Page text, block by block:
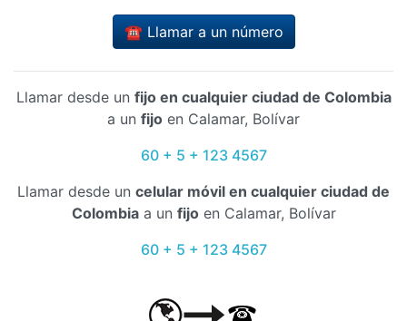
☎️ Llamar a un número
Llamar desde un fijo en cualquier ciudad de Colombia
a un fijo en Calamar, Bolívar
60 + 5 + 123 4567
Llamar desde un celular móvil en cualquier ciudad de
Colombiaa un fijoen Calamar, Bolívar
60 + 5 + 123 4567